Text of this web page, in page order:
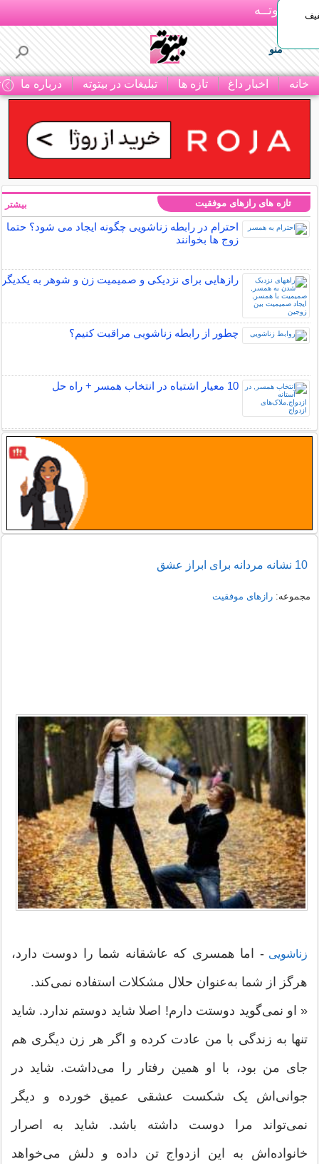
بـیتوتــه
منو
خانه اخبار داغ تازه ها تبلیغات در بیتوته درباره ما
50% تخفیف
تازه های رازهای موفقیت
احترام در رابطه زناشویی چگونه ایجاد می شود؟ حتما
زوج ها بخوانند
رازهایی برای نزدیکی و صمیمیت زن و شوهر به یکدیگر
چطور از رابطه زناشویی مراقبت کنیم؟
10 معیار اشتباه در انتخاب همسر + راه حل
بیشتر
10 نشانه مردانه برای ابراز عشق
مجموعه:رازهای موفقیت
زناشویی- اما همسری که عاشقانه شما را دوست دارد،
هرگز از شما به‌عنوان حلال مشکلات استفاده نمی‌کند.
« او نمی‌گوید دوستت دارم! اصلا شاید دوستم ندارد. شاید
تنها به زندگی با من عادت کرده و اگر هر زن دیگری هم
جای من بود، با او همین رفتار را می‌داشت. شاید در
جوانی‌اش یک شکست عشقی عمیق خورده و دیگر
نمی‌تواند مرا دوست داشته باشد. شاید به اصرار
خانواده‌اش به این ازدواج تن داده و دلش می‌خواهد